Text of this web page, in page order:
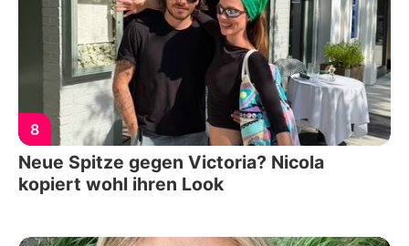
8
Neue Spitze gegen Victoria? Nicola
kopiert wohl ihren Look